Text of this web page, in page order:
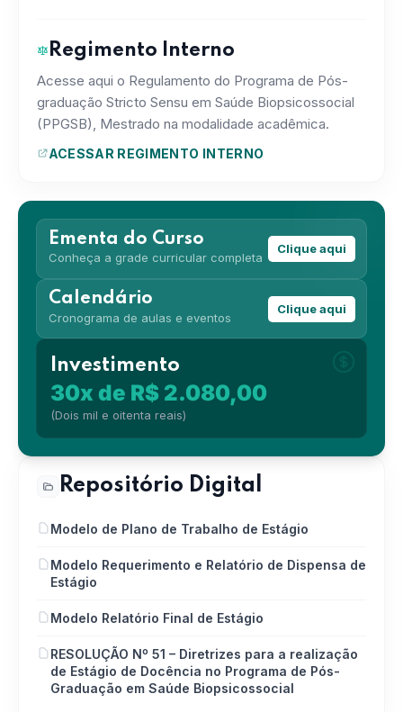
Regimento Interno
Acesse aqui o Regulamento do Programa de Pós-
graduação Stricto Sensu em Saúde Biopsicossocial
(PPGSB), Mestrado na modalidade acadêmica.
ACESSAR REGIMENTO INTERNO
Ementa do Curso
Conheça a grade curricular completa
Clique aqui
Calendário
Cronograma de aulas e eventos
Clique aqui
Investimento
30x de R$ 2.080,00
(Dois mil e oitenta reais)
Repositório Digital
Modelo de Plano de Trabalho de Estágio
Modelo Requerimento e Relatório de Dispensa de
Estágio
Modelo Relatório Final de Estágio
RESOLUÇÃO Nº 51 – Diretrizes para a realização
de Estágio de Docência no Programa de Pós-
Graduação em Saúde Biopsicossocial